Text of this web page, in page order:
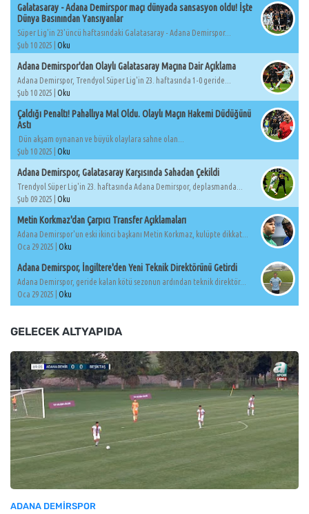
Galatasaray - Adana Demirspor maçı dünyada sansasyon oldu! İşte
Dünya Basınından Yansıyanlar
Süper Lig'in 23'üncü haftasındaki Galatasaray - Adana Demirspor...
Şub 10 2025 | Oku
Adana Demirspor'dan Olaylı Galatasaray Maçına Dair Açıklama
Adana Demirspor, Trendyol Süper Lig'in 23. haftasında 1-0 geride...
Şub 10 2025 | Oku
Çaldığı Penaltı! Pahallıya Mal Oldu. Olaylı Maçın Hakemi Düdüğünü
Astı
Dün akşam oynanan ve büyük olaylara sahne olan...
Şub 10 2025 | Oku
Adana Demirspor, Galatasaray Karşısında Sahadan Çekildi
Trendyol Süper Lig'in 23. haftasında Adana Demirspor, deplasmanda...
Şub 09 2025 | Oku
Metin Korkmaz'dan Çarpıcı Transfer Açıklamaları
Adana Demirspor'un eski ikinci başkanı Metin Korkmaz, kulüpte dikkat...
Oca 29 2025 | Oku
Adana Demirspor, İngiltere'den Yeni Teknik Direktörünü Getirdi
Adana Demirspor, geride kalan kötü sezonun ardından teknik direktör...
Oca 29 2025 | Oku
GELECEK ALTYAPIDA
ADANA DEMIRSPOR